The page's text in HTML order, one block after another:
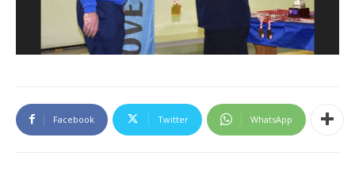
Facebook Twitter WhatsApp